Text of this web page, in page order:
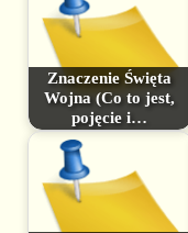
Znaczenie Święta
Wojna (Co to jest,
pojęcie i…